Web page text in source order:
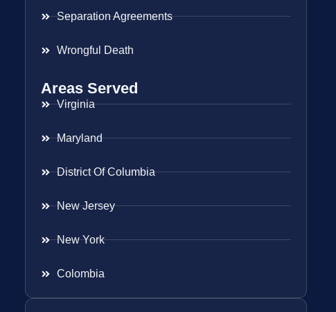
Separation Agreements
Wrongful Death
Areas Served
Virginia
Maryland
District Of Columbia
New Jersey
New York
Colombia